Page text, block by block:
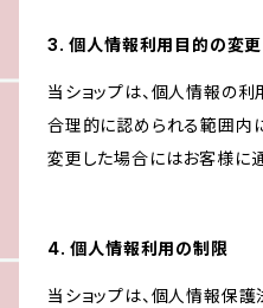
3. 個人情報利用目的の変更
当ショップは、個人情報の
合理的に認められる範囲内
変更した場合にはお客様に
4. 個人情報利用の制限
当ショップは、個人情報保